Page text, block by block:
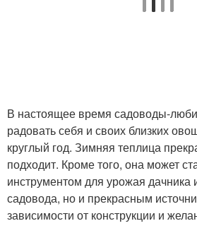
В настоящее время садоводы-
радовать себя и своих близких
круглый год. Зимняя теплица
подходит. Кроме того, она может
инструментом для урожая дачника
садовода, но и прекрасным
зависимости от конструкции и